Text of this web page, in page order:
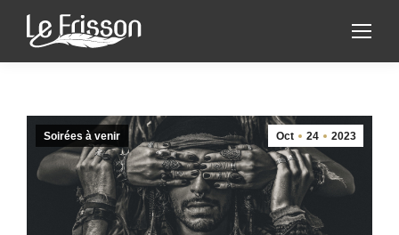
Oct 24 2023
Soirées à venir